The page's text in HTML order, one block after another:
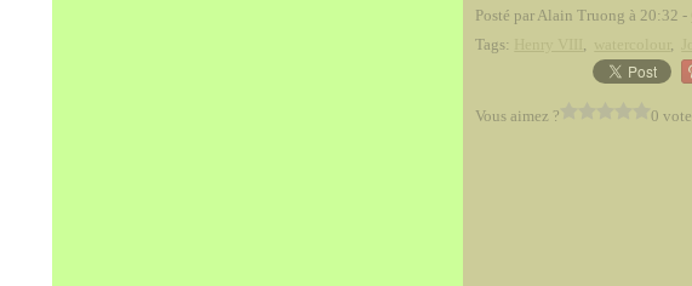
Posté par Alain Truong à 20:32 -
Tags:
, ,
Vous aimez ? 0 vote